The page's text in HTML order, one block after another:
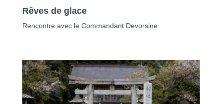
Rêves de glace
Rencontre avec le Commandant Devorsine